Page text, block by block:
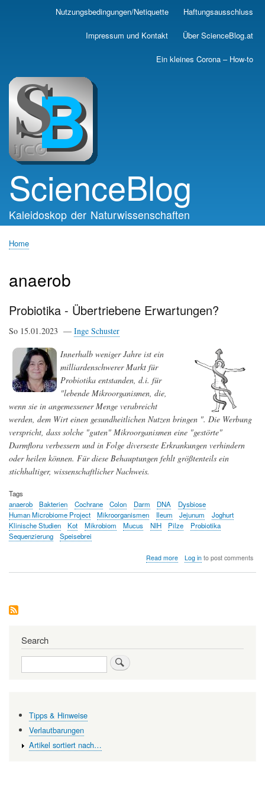
Skip
main
Nutzungsbedingungen/Netiquette Haftungsausschluss
Impressum und Kontakt Über ScienceBlog.at
Ein kleines Corona – How-to
ScienceBlog
Kaleidoskop der Naturwissenschaften
Home
anaerob
Probiotika - Übertriebene Erwartungen?
So 15.01.2023 — Inge Schuster
Innerhalb weniger Jahre ist ein
milliardenschwerer Markt für
Probiotika entstanden, d.i. für
"lebende Mikroorganismen, die,
wenn sie in angemessener Menge verabreicht
werden, dem Wirt einen gesundheitlichen Nutzen bringen ". Die Werbung
verspricht, dass solche "guten" Mikroorganismen eine "gestörte"
Darmflora verbessern und in Folge diverseste Erkrankungen verhindern
oder heilen können. Für diese Behauptungen fehlt größtenteils ein
stichhaltiger, wissenschaftlicher Nachweis.
Tags
anaerob
Bakterien Cochrane Colon Darm DNA
Dysbiose
Human Microbiome Project
Mikroorganismen Ileum Jejunum
Joghurt
Klinische Studien
Kot Mikrobiom Mucus NIH Pilze
Probiotika
Sequenzierung
Speisebrei
Read moreabout
Log into post comments
Search
Search
Tipps & Hinweise
Verlautbarungen
Artikel sortiert nach…